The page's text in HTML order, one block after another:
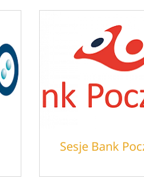
Sesje Bank